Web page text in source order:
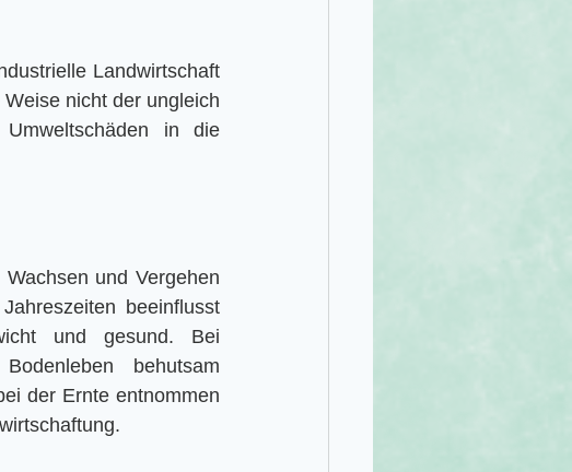
Landwirtschaft
nicht der ungleich
in die
und Vergehen
beeinflusst
und gesund. Bei
behutsam
der Ernte entnommen